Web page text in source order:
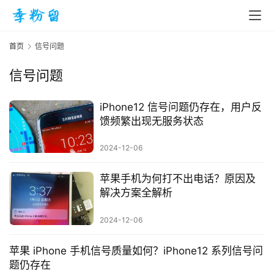
页
入
手
手
影
|
投稿
首页 信号问题
信号问题
iPhone12 信号问题仍存在，用户反
馈频繁出现无服务状态
2024-12-06
苹果手机为何打不出电话？原因及
解决方案全解析
2024-12-06
苹果 iPhone 手机信号质量如何？iPhone12 系列信号问
题仍存在